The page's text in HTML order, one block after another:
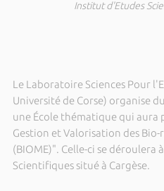
Institut d'Etudes
Le Laboratoire Sciences Pour
Université de Corse) organise
une École thématique qui aura
Gestion et Valorisation des
(BIOME)". Celle-ci se
Scientifiques situé à Cargèse.